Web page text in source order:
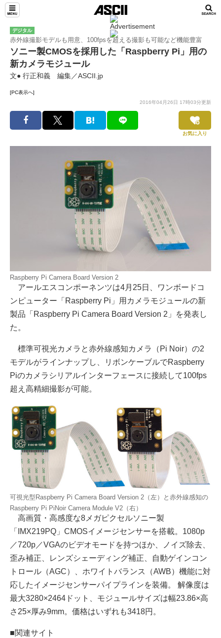
デジタル
赤外線撮影モデルも用意、100fpsを超える撮影も可能など機能豊富
ソニー製CMOSを採用した「Raspberry Pi」用の
新カメラモジュール
文● 行正和義 編集／ASCII.jp
[PC表示へ]
2016年04月26日 17時03分更新
お気に入り
Raspberry Pi Camera Board Version 2
アールエスコンポーネンツは4月25日、ワンボードコ
ンピューター「Raspberry Pi」用カメラモジュールの新
製品「Raspberry Pi Camera Board Version 2」を発表し
た。
標準可視光カメラと赤外線感知カメラ（Pi Noir）の2
モデルがラインナップし、リボンケーブルでRaspberry
Piのカメラシリアルインターフェースに接続して100fps
超え高精細撮影が可能。
可視光型Raspberry Pi Camera Board Version 2（左）と赤外線感知の
Raspberry Pi PiNoir Camera Module V2（右）
高画質・高感度な8メガピクセルソニー製
「IMX219PQ」CMOSイメージセンサーを搭載。1080p
／720p／VGAのビデオモードを持つほか、ノイズ除去、
歪み補正、レンズシェーディング補正、自動ゲインコン
トロール（AGC）、ホワイトバランス（AWB）機能に対
応したイメージセンサーパイプラインを装備。 解像度は
最大3280×2464ドット、モジュールサイズは幅23.86×高
さ25×厚み9mm。価格はいずれも3418円。
■関連サイト